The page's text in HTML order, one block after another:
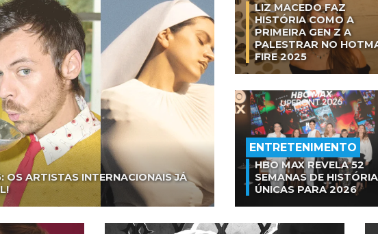
ARTISTAS INTERNACIONAIS JÁ
LIZ MACEDO FAZ
HISTÓRIA COMO A
PRIMEIRA GEN Z A
PALESTRAR NO
FIRE 2025
ENTRETENIMENTO
HBO MAX REVELA 52
SEMANAS DE
ÚNICAS PARA 2026